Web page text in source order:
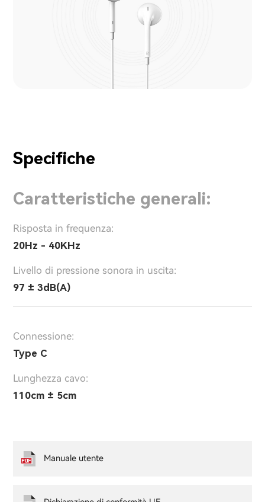
Specifiche
Caratteristiche generali:
Risposta in frequenza:
20Hz - 40KHz
Livello di pressione sonora in uscita:
97 ± 3dB(A)
Connessione:
Type C
Lunghezza cavo:
110cm ± 5cm
Manuale utente